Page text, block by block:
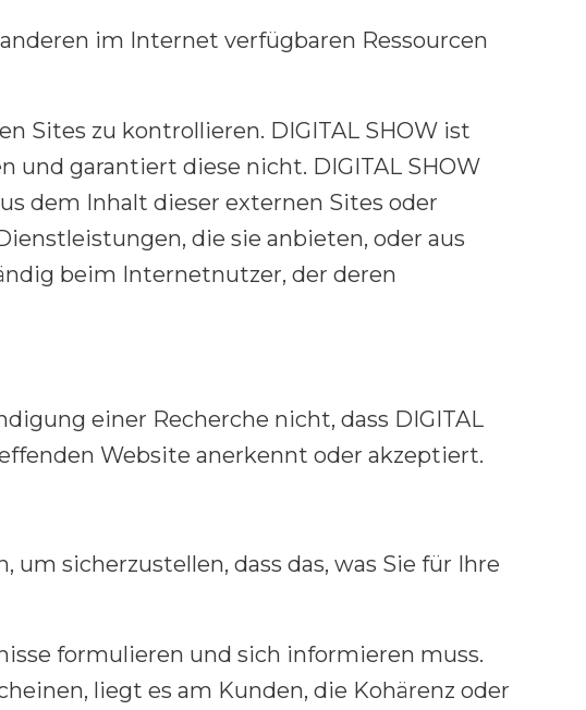
im Internet verfügbaren Ressourcen
Sites zu kontrollieren. DIGITAL SHOW ist
garantiert diese nicht. DIGITAL SHOW
dem Inhalt dieser externen Sites oder
die sie anbieten, oder aus
beim Internetnutzer, der deren
einer Recherche nicht, dass DIGITAL
Website anerkennt oder akzeptiert.
sicherzustellen, dass das, was Sie für Ihre
formulieren und sich informieren muss.
liegt es am Kunden, die Kohärenz oder